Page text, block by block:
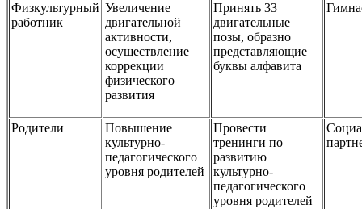
Физкультурный
работник
Увеличение
двигательной
активности,
осуществление
коррекции
физического
развития
Принять 33
двигательные
позы, образно
представляющие
буквы алфавита
Родители
Повышение
культурно-
педагогического
уровня родителей
Провести
тренинги по
развитию
культурно-
педагогического
уровня родителей